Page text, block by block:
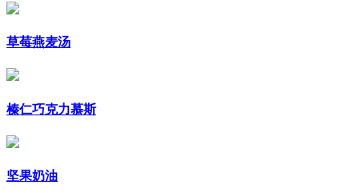
草莓燕麦汤
榛仁巧克力慕斯
坚果奶油